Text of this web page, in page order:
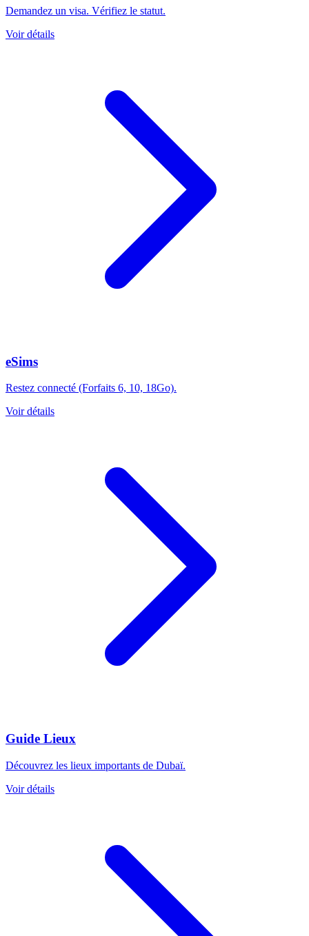
Demandez un visa. Vérifiez le statut.
Voir détails
eSims
Restez connecté (Forfaits 6, 10, 18Go).
Voir détails
Guide Lieux
Découvrez les lieux importants de Dubaï.
Voir détails